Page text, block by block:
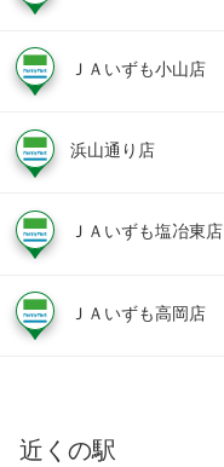
ＪＡいずも小山店
浜山通り店
ＪＡいずも塩冶東店
ＪＡいずも高岡店
近くの駅